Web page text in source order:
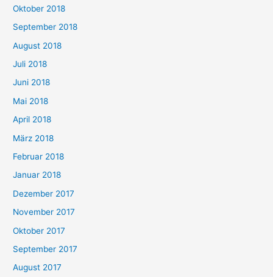
Oktober 2018
September 2018
August 2018
Juli 2018
Juni 2018
Mai 2018
April 2018
März 2018
Februar 2018
Januar 2018
Dezember 2017
November 2017
Oktober 2017
September 2017
August 2017